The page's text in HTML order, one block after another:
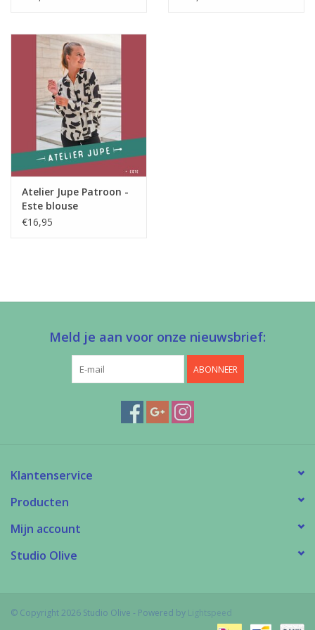
Atelier Jupe Patroon -
Este blouse
€16,95
Meld je aan voor onze nieuwsbrief:
ABONNEER
Klantenservice
Producten
Mijn account
Studio Olive
© Copyright 2026 Studio Olive - Powered by Lightspeed